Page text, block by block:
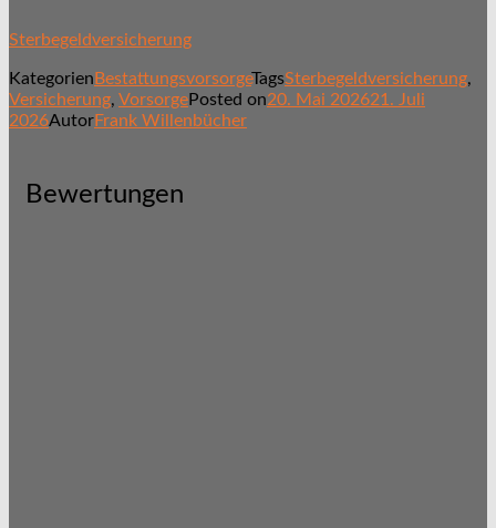
Sterbegeldversicherung
Kategorien BestattungsvorsorgeTagsSterbegeldversicherung,
Versicherung, VorsorgePosted on20. Mai 202621. Juli
2026AutorFrank Willenbücher
Bewertungen